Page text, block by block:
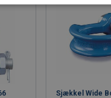
Sjækkel Wide